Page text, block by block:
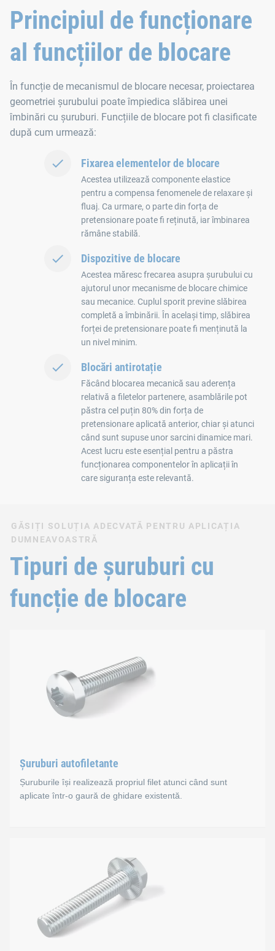
Principiul de funcționare
al funcțiilor de blocare
În funcție de mecanismul de blocare necesar, proiectarea
geometriei șurubului poate împiedica slăbirea unei
îmbinări cu șuruburi. Funcțiile de blocare pot fi clasificate
după cum urmează:
Fixarea elementelor de blocare
Acestea utilizează componente elastice
pentru a compensa fenomenele de relaxare și
fluaj. Ca urmare, o parte din forța de
pretensionare poate fi reținută, iar îmbinarea
rămâne stabilă.
Dispozitive de blocare
Acestea măresc frecarea asupra șurubului cu
ajutorul unor mecanisme de blocare chimice
sau mecanice. Cuplul sporit previne slăbirea
completă a îmbinării. În același timp, slăbirea
forței de pretensionare poate fi menținută la
un nivel minim.
Blocări antirotație
Făcând blocarea mecanică sau aderența
relativă a filetelor partenere, asamblările pot
păstra cel puțin 80% din forța de
pretensionare aplicată anterior, chiar și atunci
când sunt supuse unor sarcini dinamice mari.
Acest lucru este esențial pentru a păstra
funcționarea componentelor în aplicații în
care siguranța este relevantă.
GĂSIȚI SOLUȚIA ADECVATĂ PENTRU APLICAȚIA
DUMNEAVOASTRĂ
Tipuri de șuruburi cu
funcție de blocare
Șuruburi autofiletante
Șuruburile își realizează propriul filet atunci când sunt
aplicate într-o gaură de ghidare existentă.
Șuruburile realizează un filet interior atunci când sunt
Standarde